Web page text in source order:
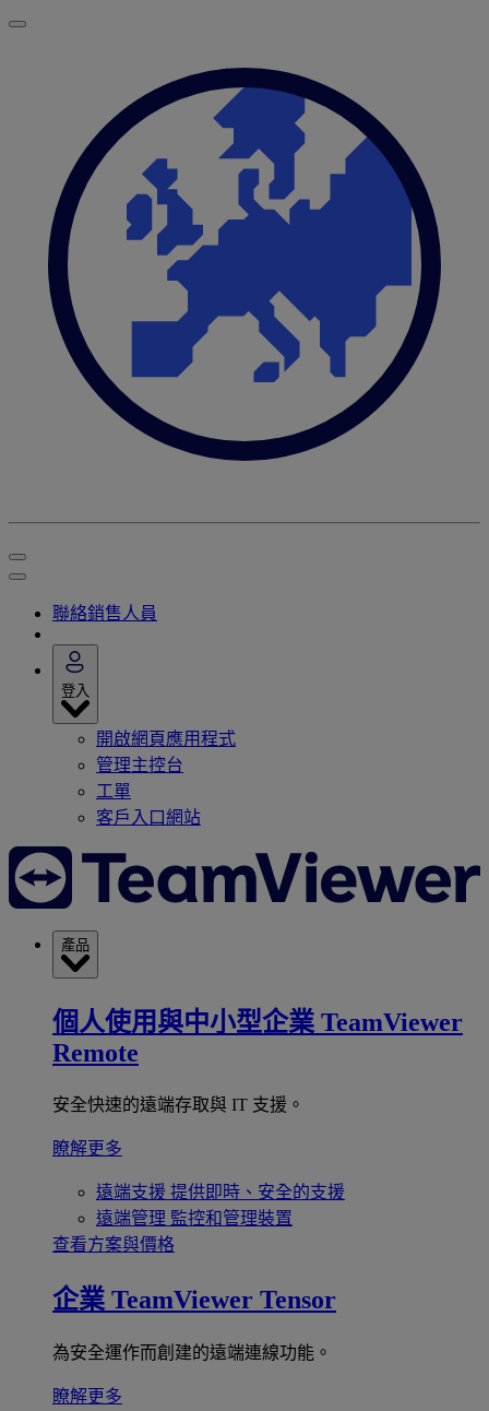
聯絡銷售人員
登入
開啟網頁應用程式
管理主控台
工單
客戶入口網站
產品
個人使用與中小型企業 TeamViewer
Remote
安全快速的遠端存取與 IT 支援。
瞭解更多
遠端支援 提供即時、安全的支援
遠端管理 監控和管理裝置
查看方案與價格
企業 TeamViewer Tensor
為安全運作而創建的遠端連線功能。
瞭解更多